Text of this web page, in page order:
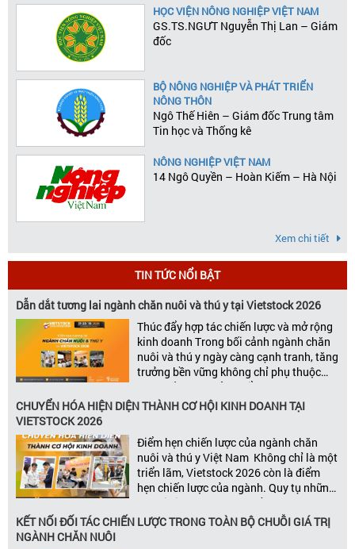
HỌC VIỆN NÔNG NGHIỆP VIỆT NAM
GS.TS.NGƯT Nguyễn Thị Lan – Giám
đốc
BỘ NÔNG NGHIỆP VÀ PHÁT TRIỂN
NÔNG THÔN
Ngô Thế Hiên – Giám đốc Trung tâm
Tin học và Thống kê
NÔNG NGHIỆP VIỆT NAM
14 Ngô Quyền – Hoàn Kiếm – Hà Nội
Xem chi tiết
TIN TỨC NỔI BẬT
Dẫn dắt tương lai ngành chăn nuôi và thú y tại Vietstock 2026
Thúc đẩy hợp tác chiến lược và mở rộng
kinh doanh Trong bối cảnh ngành chăn
nuôi và thú y ngày càng cạnh tranh, tăng
trưởng bền vững không chỉ phụ thuộc
vào chất lượng sản phẩm hay năng lực
đổi mới, mà còn được thúc đẩy bởi khả
năng xây dựng các mối quan […]
CHUYỂN HÓA HIỆN DIỆN THÀNH CƠ HỘI KINH DOANH TẠI
VIETSTOCK 2026
Điểm hẹn chiến lược của ngành chăn
nuôi và thú y Việt Nam Không chỉ là một
triển lãm, Vietstock 2026 còn là điểm
hẹn chiến lược của ngành. Quy tụ những
đơn vị kinh doanh hàng đầu, những lãnh
đạo và nhà cung cấp trong chuỗi giá
trị ngành, Vietstock mang đến nền tảng
KẾT NỐI ĐỐI TÁC CHIẾN LƯỢC TRONG TOÀN BỘ CHUỖI GIÁ TRỊ
NGÀNH CHĂN NUÔI